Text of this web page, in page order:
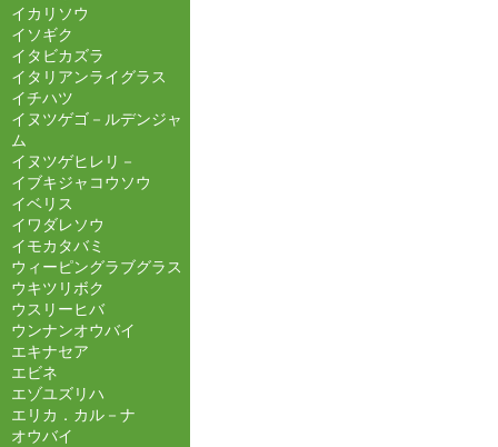
イカリソウ
イソギク
イタビカズラ
イタリアンライグラス
イチハツ
イヌツゲゴ－ルデンジャ
ム
イヌツゲヒレリ－
イブキジャコウソウ
イベリス
イワダレソウ
イモカタバミ
ウィーピングラブグラス
ウキツリボク
ウスリーヒバ
ウンナンオウバイ
エキナセア
エビネ
エゾユズリハ
エリカ．カル－ナ
オウバイ